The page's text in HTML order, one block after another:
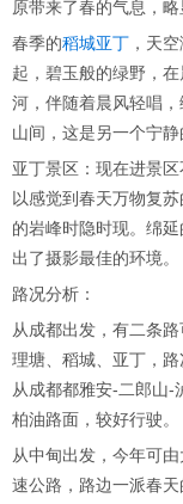
原带来了春的气息，
春季的稻城亚丁 ，天
起，碧玉般的绿野，
河，伴随着晨风轻唱
山间，这是另一个宁
亚丁景区：现在进景
以感觉到春天万物复
的岩峰时隐时现。绵
出了摄影最佳的环境。
路况分析：
从成都出发，有二条
理塘、稻城、亚丁，
从成都都雅安-二郎山-
柏油路面，较好行驶。
从中甸出发，今年可
速公路，路边一派春